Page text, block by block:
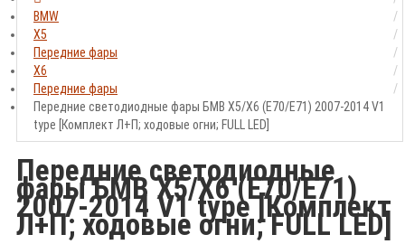
BMW
X5
Передние фары
X6
Передние фары
Передние светодиодные фары БМВ Х5/Х6 (Е70/Е71) 2007-2014 V1
type [Комплект Л+П; ходовые огни; FULL LED]
Передние светодиодные
фары БМВ Х5/Х6 (Е70/Е71)
2007-2014 V1 type [Комплект
Л+П; ходовые огни; FULL LED]